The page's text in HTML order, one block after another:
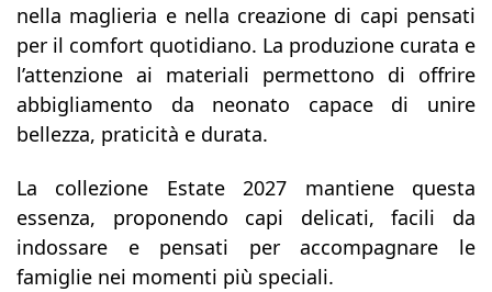
nella maglieria e nella creazione di capi pensati
per il comfort quotidiano. La produzione curata e
l’attenzione ai materiali permettono di offrire
abbigliamento da neonato capace di unire
bellezza, praticità e durata.
La collezione Estate 2027 mantiene questa
essenza, proponendo capi delicati, facili da
indossare e pensati per accompagnare le
famiglie nei momenti più speciali.